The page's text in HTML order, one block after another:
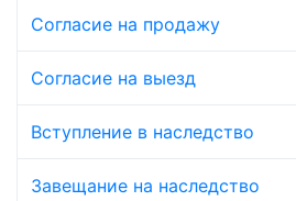
Согласие на продажу
Согласие на выезд
Вступление в наследство
Завещание на наследство